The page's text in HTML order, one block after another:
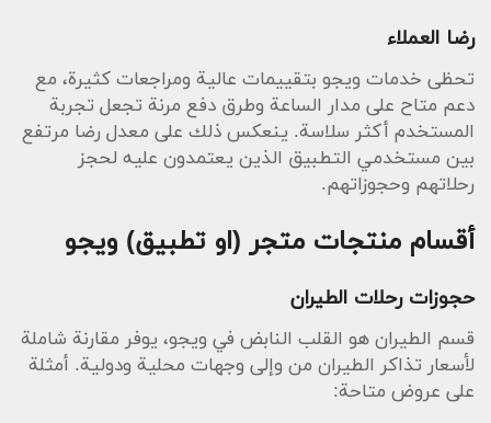
رضا العملاء
تحظى خدمات ويجو بتقييمات عالية ومراجعات كثيرة، مع
دعم متاح على مدار الساعة وطرق دفع مرنة تجعل تجربة
المستخدم أكثر سلاسة. ينعكس ذلك على معدل رضا مرتفع
بين مستخدمي التطبيق الذين يعتمدون عليه لحجز
رحلاتهم وحجوزاتهم.
أقسام منتجات متجر (او تطبيق) ويجو
حجوزات رحلات الطيران
قسم الطيران هو القلب النابض في ويجو، يوفر مقارنة شاملة
لأسعار تذاكر الطيران من وإلى وجهات محلية ودولية. أمثلة
على عروض متاحة: